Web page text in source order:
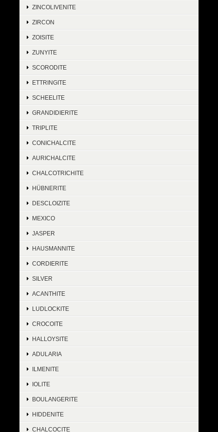
ZINCOLIVENITE
ZIRCON
ZOISITE
ZUNYITE
SCORODITE
ETTRINGITE
SCHEELITE
GRANDIDIERITE
TRIPLITE
CONICHALCITE
AURICHALCITE
CHALCOTRICHITE
HÜBNERITE
DESCLOIZITE
MEXICO
JASPER
HAUSMANNITE
CORDIERITE
SILVER
ACANTHITE
LUDLOCKITE
CROCOITE
HALLOYSITE
ADULARIA
ILMENITE
IOLITE
BOULANGERITE
HIDDENITE
CHALCOCITE